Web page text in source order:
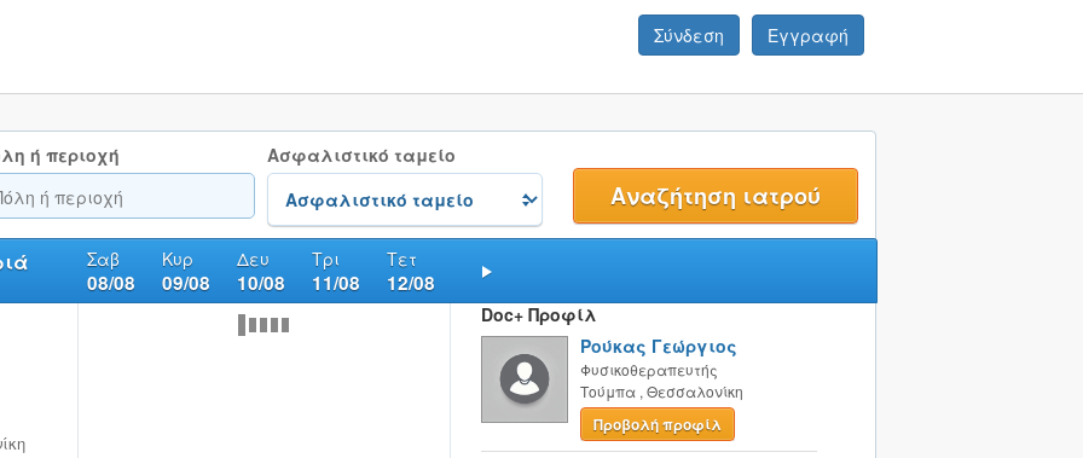
Σύνδεση Εγγραφή
ή περιοχή Ασφαλιστικό ταμείο
Σαβ
08/08
Κυρ
09/08
Δευ
10/08
Τρι
11/08
Τετ
12/08
Doc+ Προφίλ
Ρούκας Γεώργιος
Φυσικοθεραπευτής
Τούμπα , Θεσσαλονίκη
Προβολή προφίλ